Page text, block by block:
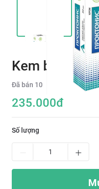
Kem bôi trĩ
Đã bán 10
235.000đ
Số lượng